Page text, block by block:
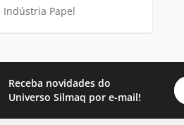
Indústria Papel
Receba novidades do
Universo Silmaq por e-mail!